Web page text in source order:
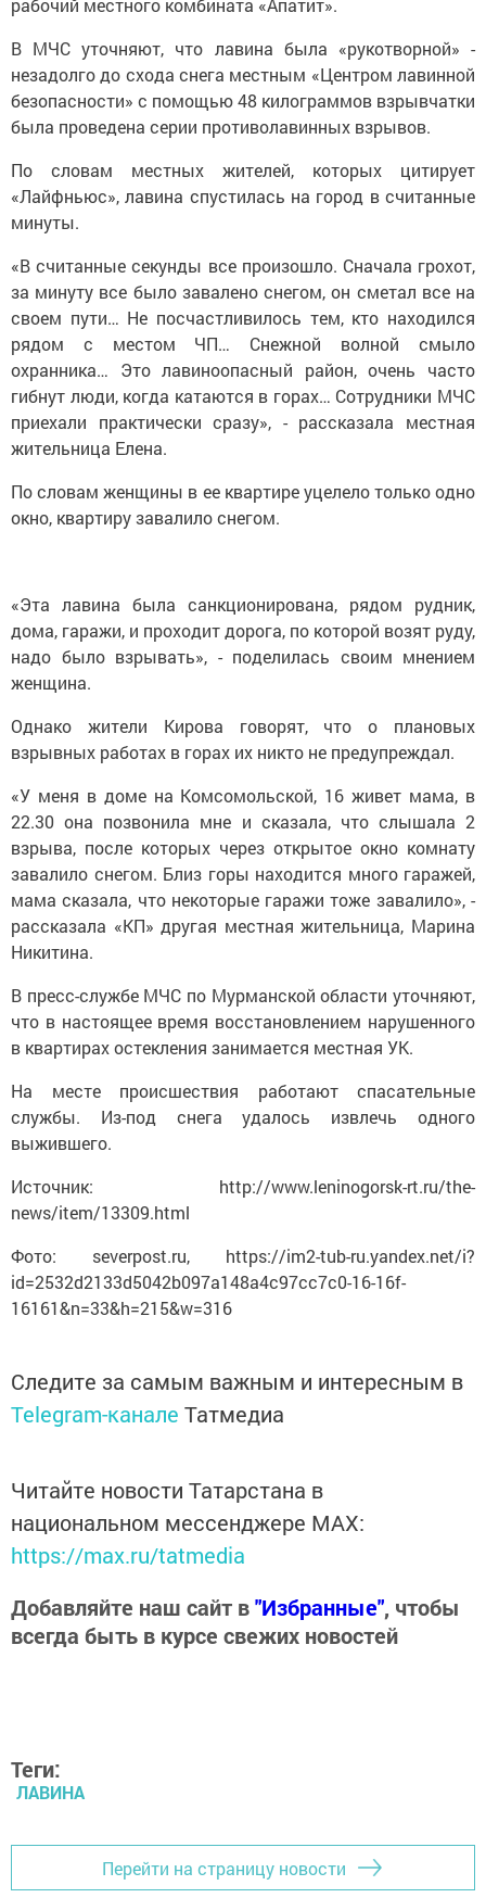
рабочий местного комбината «Апатит».
В МЧС уточняют, что лавина была «рукотворной» -
незадолго до схода снега местным «Центром лавинной
безопасности» с помощью 48 килограммов взрывчатки
была проведена серии противолавинных взрывов.
По словам местных жителей, которых цитирует
«Лайфньюс», лавина спустилась на город в считанные
минуты.
«В считанные секунды все произошло. Сначала грохот,
за минуту все было завалено снегом, он сметал все на
своем пути… Не посчастливилось тем, кто находился
рядом с местом ЧП… Снежной волной смыло
охранника… Это лавиноопасный район, очень часто
гибнут люди, когда катаются в горах… Сотрудники МЧС
приехали практически сразу», - рассказала местная
жительница Елена.
По словам женщины в ее квартире уцелело только одно
окно, квартиру завалило снегом.
«Эта лавина была санкционирована, рядом рудник,
дома, гаражи, и проходит дорога, по которой возят руду,
надо было взрывать», - поделилась своим мнением
женщина.
Однако жители Кирова говорят, что о плановых
взрывных работах в горах их никто не предупреждал.
«У меня в доме на Комсомольской, 16 живет мама, в
22.30 она позвонила мне и сказала, что слышала 2
взрыва, после которых через открытое окно комнату
завалило снегом. Близ горы находится много гаражей,
мама сказала, что некоторые гаражи тоже завалило», -
рассказала «КП» другая местная жительница, Марина
Никитина.
В пресс-службе МЧС по Мурманской области уточняют,
что в настоящее время восстановлением нарушенного
в квартирах остекления занимается местная УК.
На месте происшествия работают спасательные
службы. Из-под снега удалось извлечь одного
выжившего.
Источник: http://www.leninogorsk-rt.ru/the-
news/item/13309.html
Фото: severpost.ru, https://im2-tub-ru.yandex.net/i?
id=2532d2133d5042b097a148a4c97cc7c0-16-16f-
16161&n=33&h=215&w=316
Следите за самым важным и интересным в
Telegram-канале Татмедиа
Читайте новости Татарстана в
национальном мессенджере MАХ:
https://max.ru/tatmedia
Добавляйте наш сайт в"Избранные", чтобы
всегда быть в курсе свежих новостей
Теги:
ЛАВИНА
Перейти на страницу новости